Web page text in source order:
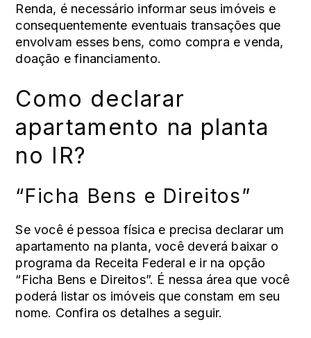
Renda, é necessário informar seus imóveis e
consequentemente eventuais transações que
envolvam esses bens, como compra e venda,
doação e financiamento.
Como declarar
apartamento na planta
no IR?
“Ficha Bens e Direitos”
Se você é pessoa física e precisa declarar um
apartamento na planta, você deverá baixar o
programa da Receita Federal e ir na opção
“Ficha Bens e Direitos”. É nessa área que você
poderá listar os imóveis que constam em seu
nome. Confira os detalhes a seguir.